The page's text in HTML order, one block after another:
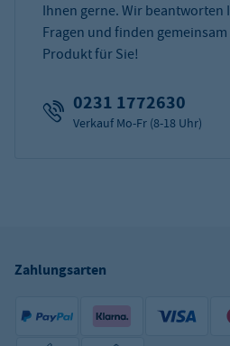
Ihnen gerne. Wir beantworten
Fragen und finden
Produkt für Sie!
0231 1772630
Verkauf Mo-Fr (8-18 Uhr)
Zahlungsarten